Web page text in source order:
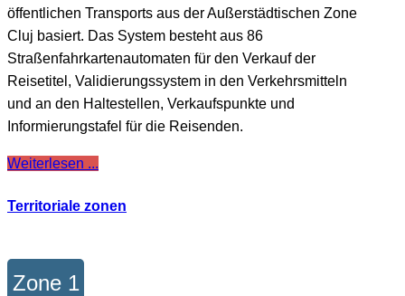
öffentlichen Transports aus der Außerstädtischen Zone
Cluj basiert. Das System besteht aus 86
Straßenfahrkartenautomaten für den Verkauf der
Reisetitel, Validierungssystem in den Verkehrsmitteln
und an den Haltestellen, Verkaufspunkte und
Informierungstafel für die Reisenden.
Weiterlesen ...
Territoriale zonen
Zone 1